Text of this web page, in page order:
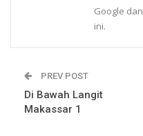
Google
ini.
PREV POST
Di Bawah Langit
Makassar 1